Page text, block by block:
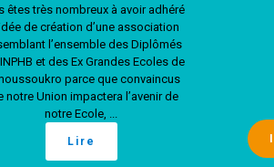
êtes très nombreux à avoir adhéré
de création d’une association
l’ensemble des Diplômés
et des Ex Grandes Ecoles de
parce que convaincus
notre Union impactera l’avenir de
notre Ecole, ...
Lire